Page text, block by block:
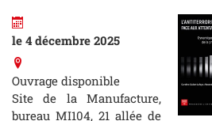
le 4 décembre 2025
Ouvrage disponible
Site de la Manufacture,
bureau MI104, 21 allée de